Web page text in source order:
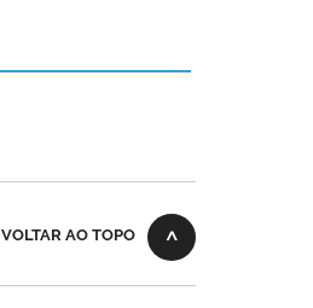
VOLTAR AO TOPO